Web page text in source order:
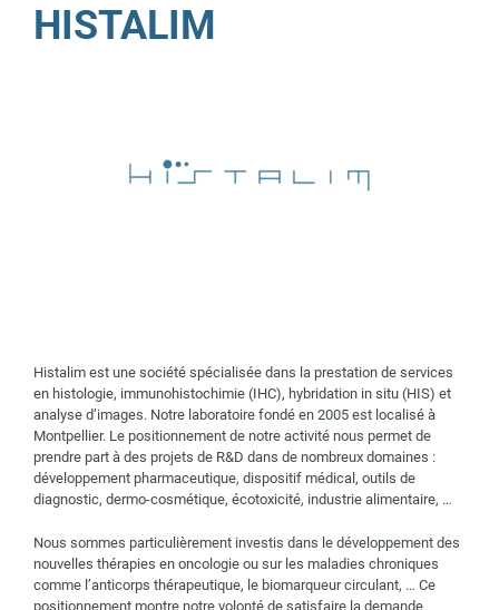
HISTALIM
Histalim est une société spécialisée dans la prestation de services
en histologie, immunohistochimie (IHC), hybridation in situ (HIS) et
analyse d’images. Notre laboratoire fondé en 2005 est localisé à
Montpellier. Le positionnement de notre activité nous permet de
prendre part à des projets de R&D dans de nombreux domaines :
développement pharmaceutique, dispositif médical, outils de
diagnostic, dermo-cosmétique, écotoxicité, industrie alimentaire, …
Nous sommes particulièrement investis dans le développement des
nouvelles thérapies en oncologie ou sur les maladies chroniques
comme l’anticorps thérapeutique, le biomarqueur circulant, … Ce
positionnement montre notre volonté de satisfaire la demande